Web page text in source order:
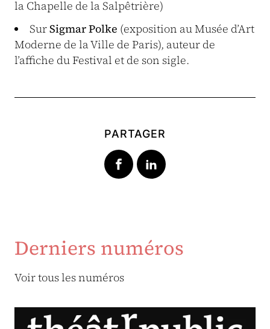
la Chapelle de la Salpêtrière)
SurSigmar Polke (exposition au Musée d’Art
Moderne de la Ville de Paris), auteur de
l’affiche du Festival et de son sigle.
PARTAGER
Derniers numéros
Voir tous les numéros